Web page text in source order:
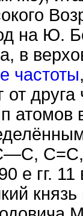
на Ю.
в
частоты
друга
атомов
е гг.